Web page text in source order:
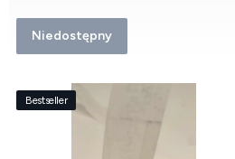
Niedostępny
Bestseller